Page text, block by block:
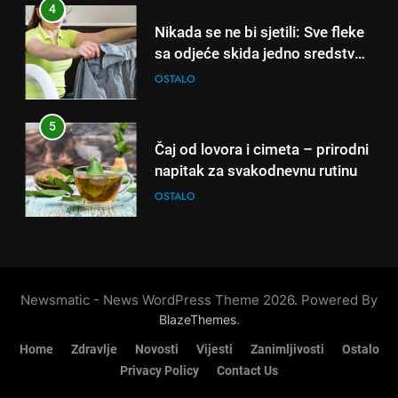
OSTALO
na prazan stomak i crijeva će
raditi kao sat, zaboravit ćete na
loše varenje
OSTALO
7
Piće od smreke – prirodni
napitak koji se često spominje
dana!
4
Nikada se ne bi sjetili: Sve fleke
sa odjeće skida jedno sredstvo
koje svi imamo u kući
OSTALO
5
Čaj od lovora i cimeta – prirodni
napitak za svakodnevnu rutinu
OSTALO
raditi kao sat, zaboravit ćete na
loše varenje
OSTALO
Newsmatic - News WordPress Theme 2026. Powered By
BlazeThemes.
Home Zdravlje Novosti Vijesti Zanimljivosti
Ostalo
Privacy Policy
Contact Us